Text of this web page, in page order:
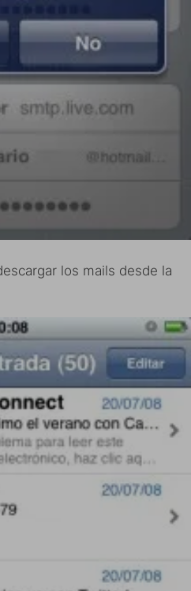
los mails desde la